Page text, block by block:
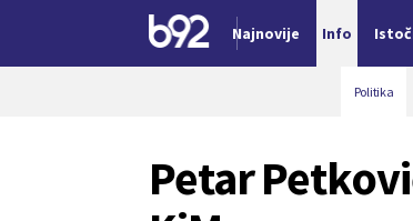
Najnovije Info
Politika
Petar